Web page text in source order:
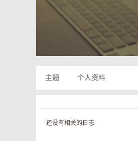
主题 个人资料
还没有相关的日志